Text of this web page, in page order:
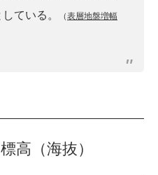
ている。
（表層地盤増幅
高（海抜）